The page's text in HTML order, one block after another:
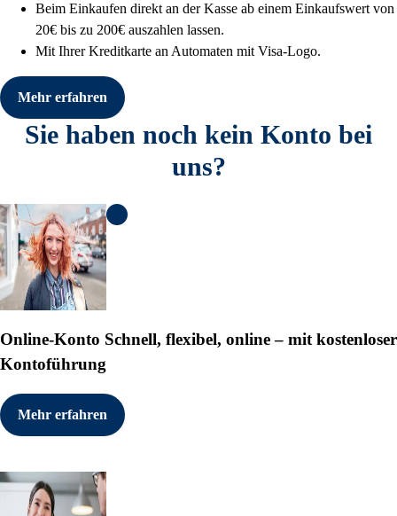
Beim Einkaufen direkt an der Kasse ab einem Einkaufswert von
20€ bis zu 200€ auszahlen lassen.
Mit Ihrer Kreditkarte an Automaten mit Visa-Logo.
Mehr erfahren
Sie haben noch kein Konto bei
uns?
KI Informationen anzeigen
Online-Konto Schnell, flexibel, online – mit kostenloser
Kontoführung
Mehr erfahren